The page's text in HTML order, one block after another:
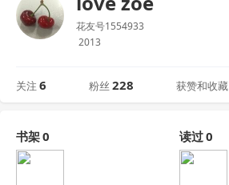
花友号1554933
2013
关注 6 粉丝 228 获赞和收藏
书架0 读过0